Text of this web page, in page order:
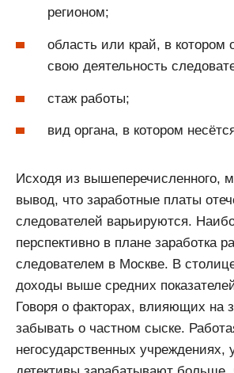
регионом;
область или край, в котором
свою деятельность
стаж работы;
вид органа, в котором
Исходя из вышеперечисленного,
вывод, что заработные платы
следователей варьируются.
перспективно в плане заработка
следователем в Москве. В
доходы выше средних
Говоря о факторах, влияющих на
забывать о частном сыске.
негосударственных учреждениях,